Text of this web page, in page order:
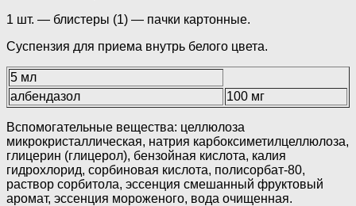
1 шт. — блистеры (1) — пачки картонные.
Суспензия для приема внутрь белого цвета.
5 мл
албендазол
100 мг
Вспомогательные вещества: целлюлоза
микрокристаллическая, натрия карбоксиметилцеллюлоза,
глицерин (глицерол), бензойная кислота, калия
гидрохлорид, сорбиновая кислота, полисорбат-80,
раствор сорбитола, эссенция смешанный фруктовый
аромат, эссенция мороженого, вода очищенная.